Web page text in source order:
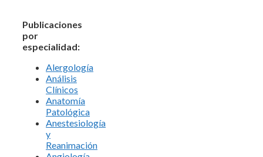
Publicaciones
por
especialidad:
Alergología
Análisis
Clínicos
Anatomía
Patológica
Anestesiología
y
Reanimación